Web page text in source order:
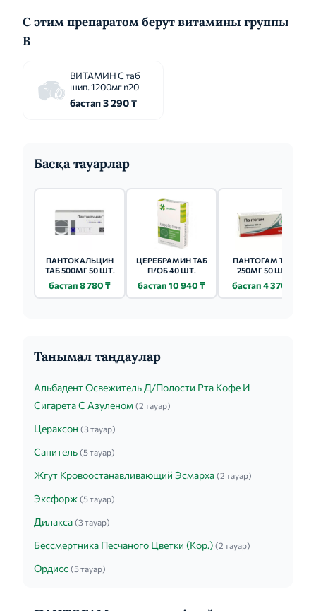
С этим препаратом берут витамины группы
B
ВИТАМИН С таб
шип. 1200мг n20
бастап 3 290 ₸
Басқа тауарлар
ПАНТОКАЛЬЦИН
ТАБ 500МГ 50 ШТ.
бастап 8 780 ₸
ЦЕРЕБРАМИН ТАБ
П/ОБ 40 ШТ.
бастап 10 940 ₸
ПАНТОГАМ ТАБ
250МГ 50 ШТ.
бастап 4 370 ₸
Танымал таңдаулар
Альбадент Освежитель Д/Полости Рта Кофе И
Сигарета С Азуленом (2 тауар)
Цераксон (3 тауар)
Санитель (5 тауар)
Жгут Кровоостанавливающий Эсмарха (2 тауар)
Эксфорж (5 тауар)
Дилакса (3 тауар)
Бессмертника Песчаного Цветки (Кор.) (2 тауар)
Ордисс (5 тауар)